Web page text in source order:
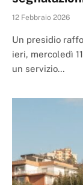
12 Febbraio 2026
Un presidio
ieri, mercoledì
un servizio…